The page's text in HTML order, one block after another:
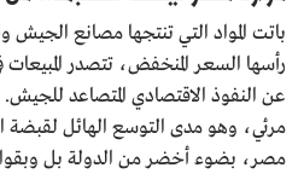
باتت المواد التي تنتجها مصانع الجيش
رأسها السعر المنخفض، تتصدر
عن النفوذ الاقتصادي المتصاعد للجيش.
مرئي، وهو مدى التوسع الهائل لقبضة
مصر، بضوء أخضر من الدولة بل